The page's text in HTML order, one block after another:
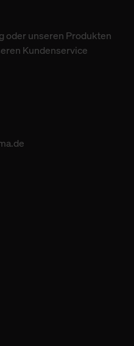
oder unseren Produkten
Kundenservice